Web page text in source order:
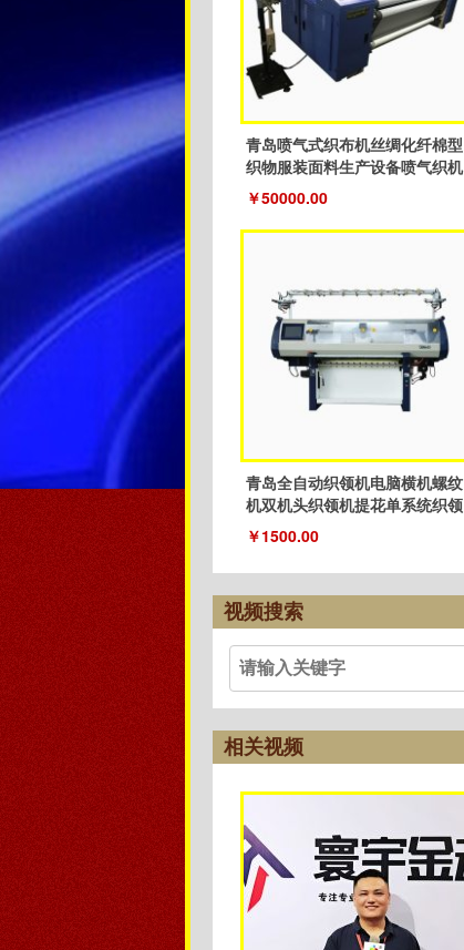
青岛喷气式织布机丝绸化纤棉型
织物服装面料生产设备喷气织机
￥50000.00
青岛全自动织领机电脑横机螺纹
机双机头织领机提花单系统织领
机
￥1500.00
视频搜索
相关视频